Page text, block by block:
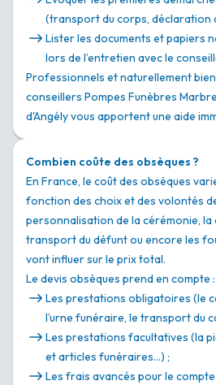
(transport du corps, déclaration
Lister les documents et papiers
lors de l’entretien avec le
Professionnels et naturellement
conseillers Pompes Funèbres
d'Angély vous apportent une aide
Combien coûte des obsèques ?
En France, le coût des obsèques
fonction des choix et des volontés
personnalisation de la cérémonie, la
transport du défunt ou encore les
vont influer sur le prix total.
Le devis obsèques prend en compte :
Les prestations obligatoires (le
l’urne funéraire, le transport du
Les prestations facultatives (la
et articles funéraires…) ;
Les frais avancés pour le